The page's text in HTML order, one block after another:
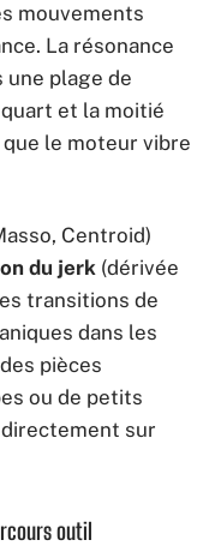
mouvements
La résonance
plage de
et la moitié
que le moteur vibre
Centroid)
du jerk (dérivée
transitions de
dans les
pièces
ou de petits
sur
outil